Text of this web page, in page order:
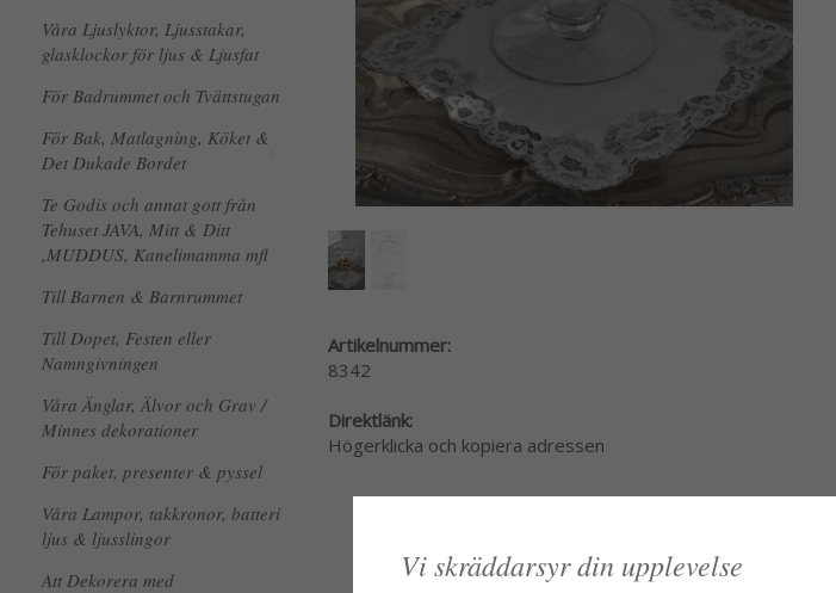
Våra Ljuslyktor, Ljusstakar,
glasklockor för ljus & Ljusfat
För Badrummet och Tvättstugan
För Bak, Matlagning, Köket &
Det Dukade Bordet
Te Godis och annat gott från
Tehuset JAVA, Mitt & Ditt
,MUDDUS, Kanelimamma mfl
Till Barnen & Barnrummet
Till Dopet, Festen eller
Namngivningen
Våra Änglar, Älvor och Grav /
Minnes dekorationer
För paket, presenter & pyssel
Våra Lampor, takkronor, batteri
ljus & ljusslingor
Att Dekorera med
Artikelnummer:
8342
Direktlänk:
Högerklicka och kopiera adressen
Vi skräddarsyr din upplevelse